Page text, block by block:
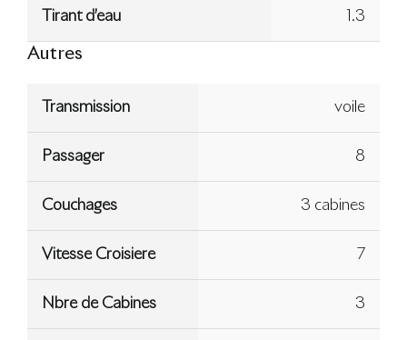
Tirant d’eau 1.3
Autres
Transmission voile
Passager 8
Couchages 3 cabines
Vitesse Croisiere 7
Nbre de Cabines 3